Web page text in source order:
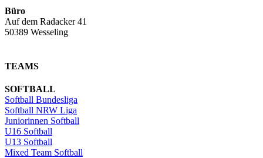
Büro
Auf dem Radacker 41
50389 Wesseling
TEAMS
SOFTBALL
Softball Bundesliga
Softball NRW Liga
Juniorinnen Softball
U16 Softball
U13 Softball
Mixed Team Softball